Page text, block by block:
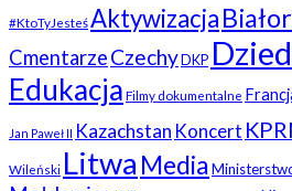
#KtoTyJesteśAktywizacja
CmentarzeCzechyDKP
Edukacja Filmy dokumentalne
Jan Paweł II Kazachstan Koncert
Wileński Litwa Media